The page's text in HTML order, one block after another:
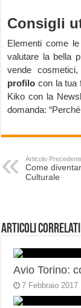
Consigli
Elementi come
valutare la bella
vende
profilo con la tua
Kiko con la
domanda:
Articolo
Come
Culturale
Articoli correlati
Avio Torino:
7 Febbraio 2017